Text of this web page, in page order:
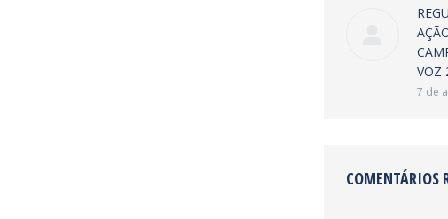
VOZ
7 de
COMENTÁRIOS